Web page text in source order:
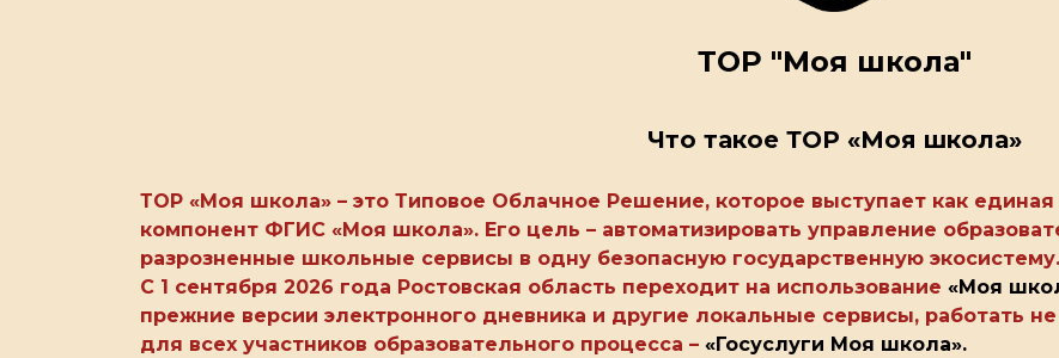
ТОР "Моя школа"
Что такое ТОР «Моя школа»
ТОР «Моя школа» – это Типовое Облачное Решение, которое выступает как
компонент ФГИС «Моя школа». Его цель – автоматизировать управление
разрозненные школьные сервисы в одну безопасную государственную экосистему.
С 1 сентября 2026 года Ростовская область переходит на использование «Моя
прежние версии электронного дневника и другие локальные сервисы, работать
для всех участников образовательного процесса – «Госуслуги Моя школа».